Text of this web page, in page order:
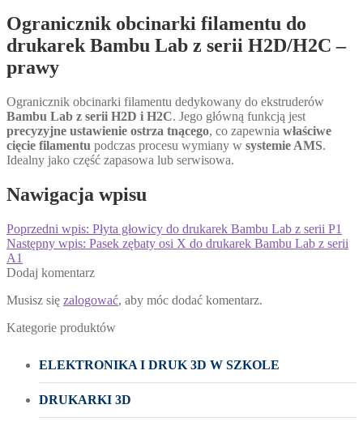
Ogranicznik obcinarki filamentu do
drukarek Bambu Lab z serii H2D/H2C –
prawy
Ogranicznik obcinarki filamentu dedykowany do ekstruderów
Bambu Lab z serii H2D i H2C. Jego główną funkcją jest
precyzyjne ustawienie ostrza tnącego, co zapewnia właściwe
cięcie filamentu podczas procesu wymiany w systemie AMS.
Idealny jako część zapasowa lub serwisowa.
Nawigacja wpisu
Poprzedni wpis: Płyta głowicy do drukarek Bambu Lab z serii P1
Następny wpis: Pasek zębaty osi X do drukarek Bambu Lab z serii
A1
Dodaj komentarz
Musisz się zalogować, aby móc dodać komentarz.
Kategorie produktów
ELEKTRONIKA I DRUK 3D W SZKOLE
DRUKARKI 3D